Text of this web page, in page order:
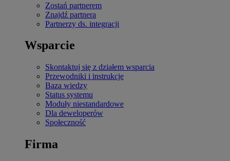
Zostań partnerem
Znajdź partnera
Partnerzy ds. integracji
Wsparcie
Skontaktuj się z działem wsparcia
Przewodniki i instrukcje
Baza wiedzy
Status systemu
Moduły niestandardowe
Dla deweloperów
Społeczność
Firma